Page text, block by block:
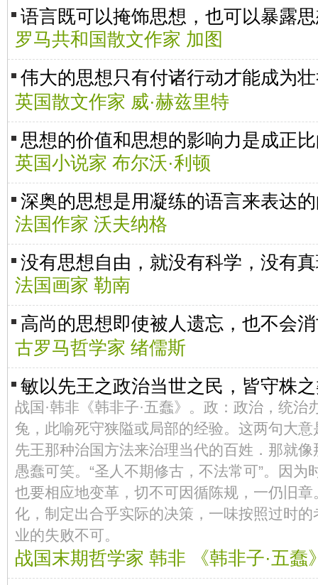
语言既可以掩饰思想，也可以暴露
罗马共和国散文作家 加图
伟大的思想只有付诸行动才能成为
英国散文作家 威·赫兹里特
思想的价值和思想的影响力是成正
英国小说家 布尔沃·利顿
深奥的思想是用凝练的语言来表达
法国作家 沃夫纳格
没有思想自由，就没有科学，没有
法国画家 勒南
高尚的思想即使被人遗忘，也不会
古罗马哲学家 绪儒斯
敏以先王之政治当世之民，皆守株
战国·韩非《韩非子·五蠢》。政：政治，统治
兔，此喻死守狭隘或局部的经验。这两句大
先王那种治国方法来治理当代的百姓．那就
愚蠢可笑。“圣人不期修古，不法常可”。因为
也要相应地变革，切不可因循陈规，一仍旧
化，制定出合乎实际的决策，一味按照过时
业的失败不可。
战国末期哲学家 韩非 《韩非子·五蠢